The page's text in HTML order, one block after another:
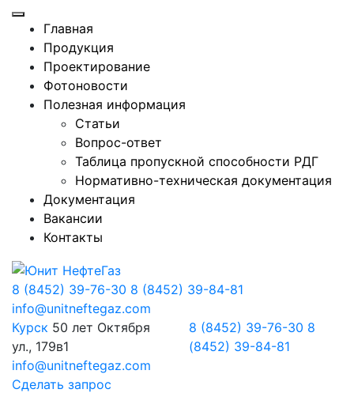
Главная
Продукция
Проектирование
Фотоновости
Полезная информация
Статьи
Вопрос-ответ
Таблица пропускной способности РДГ
Нормативно-техническая документация
Документация
Вакансии
Контакты
8 (8452) 39-76-30 8 (8452) 39-84-81
info@unitneftegaz.com
Курск 50 лет Октября
ул., 179в1
info@unitneftegaz.com
8 (8452) 39-76-30 8
(8452) 39-84-81
Сделать запрос